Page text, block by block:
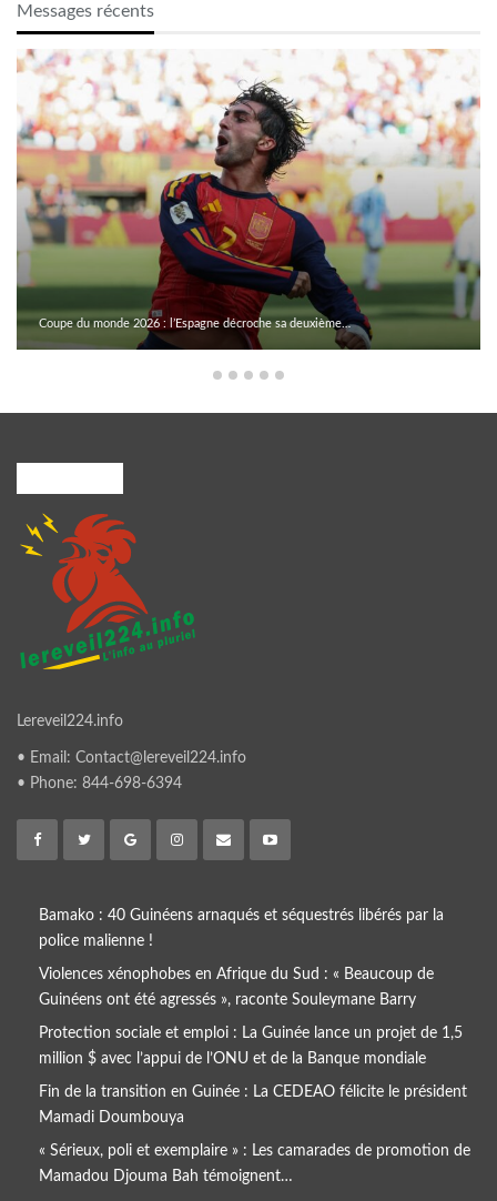
Messages récents
Coupe du monde 2026 : l’Espagne décroche sa deuxième…
Lereveil224.info
• Email: Contact@lereveil224.info
• Phone: 844-698-6394
Bamako : 40 Guinéens arnaqués et séquestrés libérés par la
police malienne !
Violences xénophobes en Afrique du Sud : « Beaucoup de
Guinéens ont été agressés », raconte Souleymane Barry
Protection sociale et emploi : La Guinée lance un projet de 1,5
million $ avec l’appui de l’ONU et de la Banque mondiale
Fin de la transition en Guinée : La CEDEAO félicite le président
Mamadi Doumbouya
« Sérieux, poli et exemplaire » : Les camarades de promotion de
Mamadou Djouma Bah témoignent…